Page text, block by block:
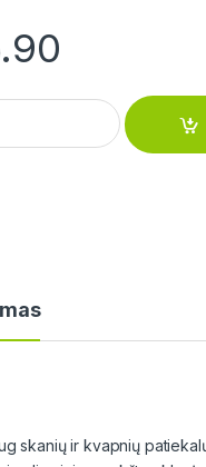
30 cm Orion BG-
skanių ir kvapnių